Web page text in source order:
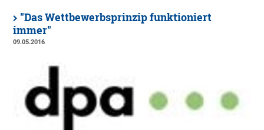
"Das Wettbewerbsprinzip funktioniert
immer"
09.05.2016